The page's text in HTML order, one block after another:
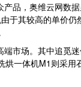
，奥维云网数
于其较高的单价
场。其中追觅
一体机M1则采